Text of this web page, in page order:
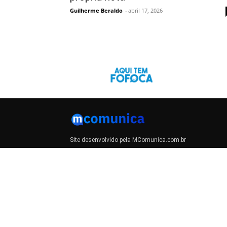
Guilherme Beraldo - abril 17, 2026
Site desenvolvido pela MComunica.com.br